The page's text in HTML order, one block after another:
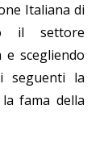
Italiana di
il settore
e scegliendo
seguenti la
fama della